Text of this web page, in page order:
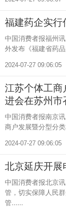
福建药企实
中国消费者报福州
外发布《福建省药
2024-07-27 09:06:05
江苏个体工
进会在苏州市
中国消费者报南京
商户发展暨分型分
2024-07-27 09:06:05
北京延庆开
中国消费者报北京
管，切实保障人民
管......